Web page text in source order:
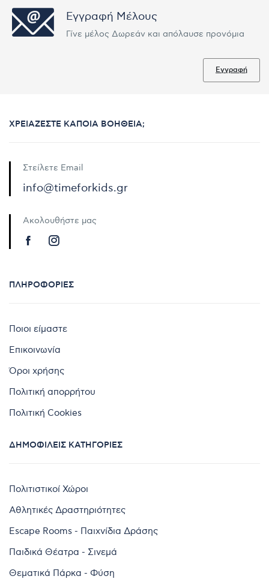
Εγγραφή Μέλους
Γίνε μέλος Δωρεάν και απόλαυσε προνόμια
Εγγραφή
ΧΡΕΙΆΖΕΣΤΕ ΚΆΠΟΙΑ ΒΟΉΘΕΙΑ;
Στείλετε Email
info@timeforkids.gr
Ακολουθήστε μας
ΠΛΗΡΟΦΟΡΊΕΣ
Ποιοι είμαστε
Επικοινωνία
Όροι χρήσης
Πολιτική απορρήτου
Πολιτική Cookies
ΔΗΜΟΦΙΛΕΊΣ ΚΑΤΗΓΟΡΊΕΣ
Πολιτιστικοί Χώροι
Αθλητικές Δραστηριότητες
Escape Rooms - Παιχνίδια Δράσης
Παιδικά Θέατρα - Σινεμά
Θεματικά Πάρκα - Φύση